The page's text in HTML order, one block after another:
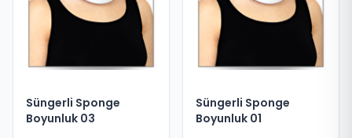
Süngerli Sponge
Boyunluk 03
Süngerli Sponge
Boyunluk 01